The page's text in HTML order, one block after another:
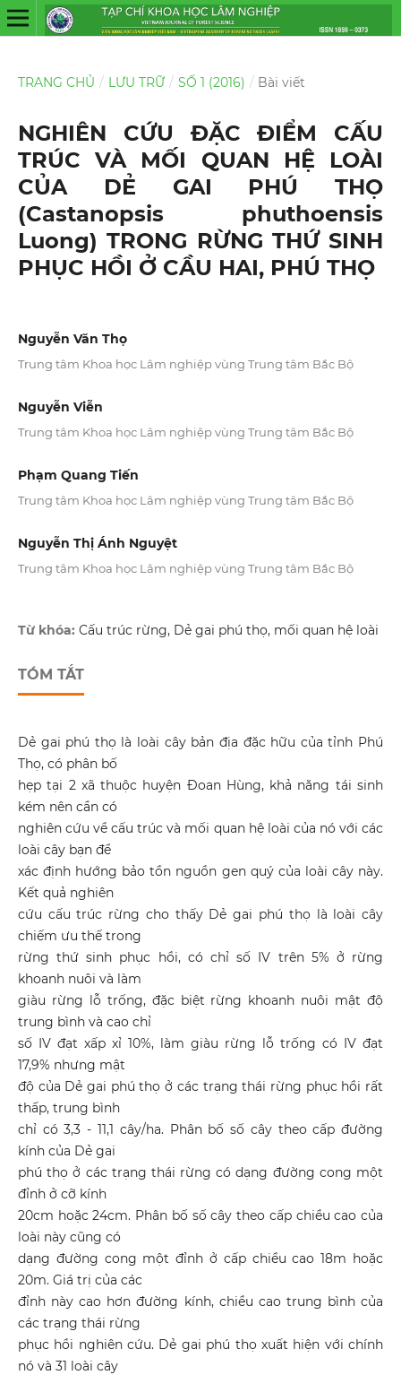
TRANG CHỦ / LƯU TRỮ / SỐ 1 (2016) / Bài viết
NGHIÊN CỨU ĐẶC ĐIỂM CẤU
TRÚC VÀ MỐI QUAN HỆ LOÀI
CỦA DẺ GAI PHÚ THỌ
(Castanopsis phuthoensis
Luong) TRONG RỪNG THỨ SINH
PHỤC HỒI Ở CẦU HAI, PHÚ THỌ
Nguyễn Văn Thọ
Trung tâm Khoa học Lâm nghiệp vùng Trung tâm Bắc Bộ
Nguyễn Viễn
Trung tâm Khoa học Lâm nghiệp vùng Trung tâm Bắc Bộ
Phạm Quang Tiến
Trung tâm Khoa học Lâm nghiệp vùng Trung tâm Bắc Bộ
Nguyễn Thị Ánh Nguyệt
Trung tâm Khoa học Lâm nghiệp vùng Trung tâm Bắc Bộ
Từ khóa: Cấu trúc rừng, Dẻ gai phú thọ, mối quan hệ loài
TÓM TẮT
Dẻ gai phú thọ là loài cây bản địa đặc hữu của tỉnh Phú
Thọ, có phân bố
hẹp tại 2 xã thuộc huyện Đoan Hùng, khả năng tái sinh
kém nên cần có
nghiên cứu về cấu trúc và mối quan hệ loài của nó với các
loài cây bạn để
xác định hướng bảo tồn nguồn gen quý của loài cây này.
Kết quả nghiên
cứu cấu trúc rừng cho thấy Dẻ gai phú thọ là loài cây
chiếm ưu thế trong
rừng thứ sinh phục hồi, có chỉ số IV trên 5% ở rừng
khoanh nuôi và làm
giàu rừng lỗ trống, đặc biệt rừng khoanh nuôi mật độ
trung bình và cao chỉ
số IV đạt xấp xỉ 10%, làm giàu rừng lỗ trống có IV đạt
17,9% nhưng mật
độ của Dẻ gai phú thọ ở các trạng thái rừng phục hồi rất
thấp, trung bình
chỉ có 3,3 - 11,1 cây/ha. Phân bố số cây theo cấp đường
kính của Dẻ gai
phú thọ ở các trạng thái rừng có dạng đường cong một
đỉnh ở cỡ kính
20cm hoặc 24cm. Phân bố số cây theo cấp chiều cao của
loài này cũng có
dạng đường cong một đỉnh ở cấp chiều cao 18m hoặc
20m. Giá trị của các
đỉnh này cao hơn đường kính, chiều cao trung bình của
các trạng thái rừng
phục hồi nghiên cứu. Dẻ gai phú thọ xuất hiện với chính
nó và 31 loài cây